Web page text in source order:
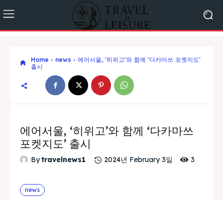
Home news
에어서울, '히위고'와 함께 '다카마쓰 포켓지도'
출시
에어서울, ‘히위고’와 함께 ‘다카마쓰
포켓지도’ 출시
Bytravelnews1 2024년 February 3일 3
news